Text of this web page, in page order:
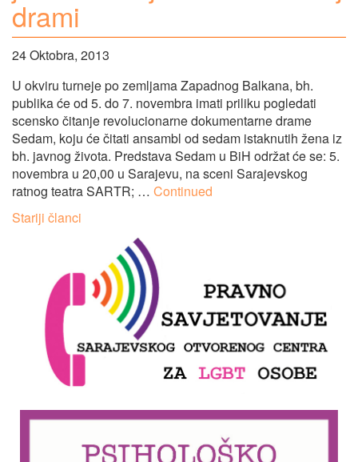
drami
24 Oktobra, 2013
U okviru turneje po zemljama Zapadnog Balkana, bh.
publika će od 5. do 7. novembra imati priliku pogledati
scensko čitanje revolucionarne dokumentarne drame
Sedam, koju će čitati ansambl od sedam istaknutih žena iz
bh. javnog života. Predstava Sedam u BiH održat će se: 5.
novembra u 20,00 u Sarajevu, na sceni Sarajevskog
ratnog teatra SARTR; … Continued
Navigacija
člancima
Stariji članci